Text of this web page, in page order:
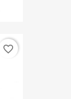
favorite_border